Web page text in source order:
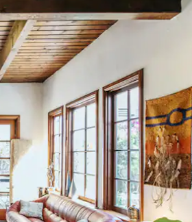
ir žemyn arba liesdami ir braukdami